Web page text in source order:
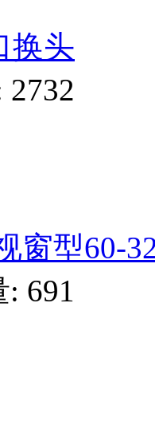
换头
窗型60-
691